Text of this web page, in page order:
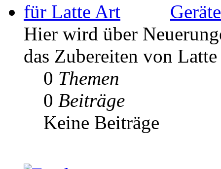
Hier wird über
das Zubereiten von
0 Themen
0 Beiträge
Keine Beiträge